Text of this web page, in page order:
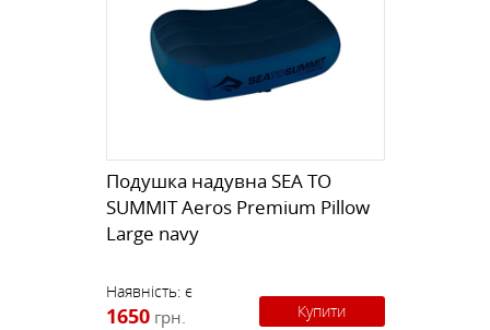
Подушка надувна SEA TO
SUMMIT Aeros Premium Pillow
Large navy
Наявність: є
1650 грн. Купити